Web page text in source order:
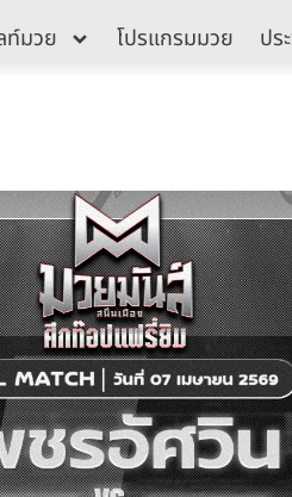
ท์มวย โปรแกรมมวย ปร